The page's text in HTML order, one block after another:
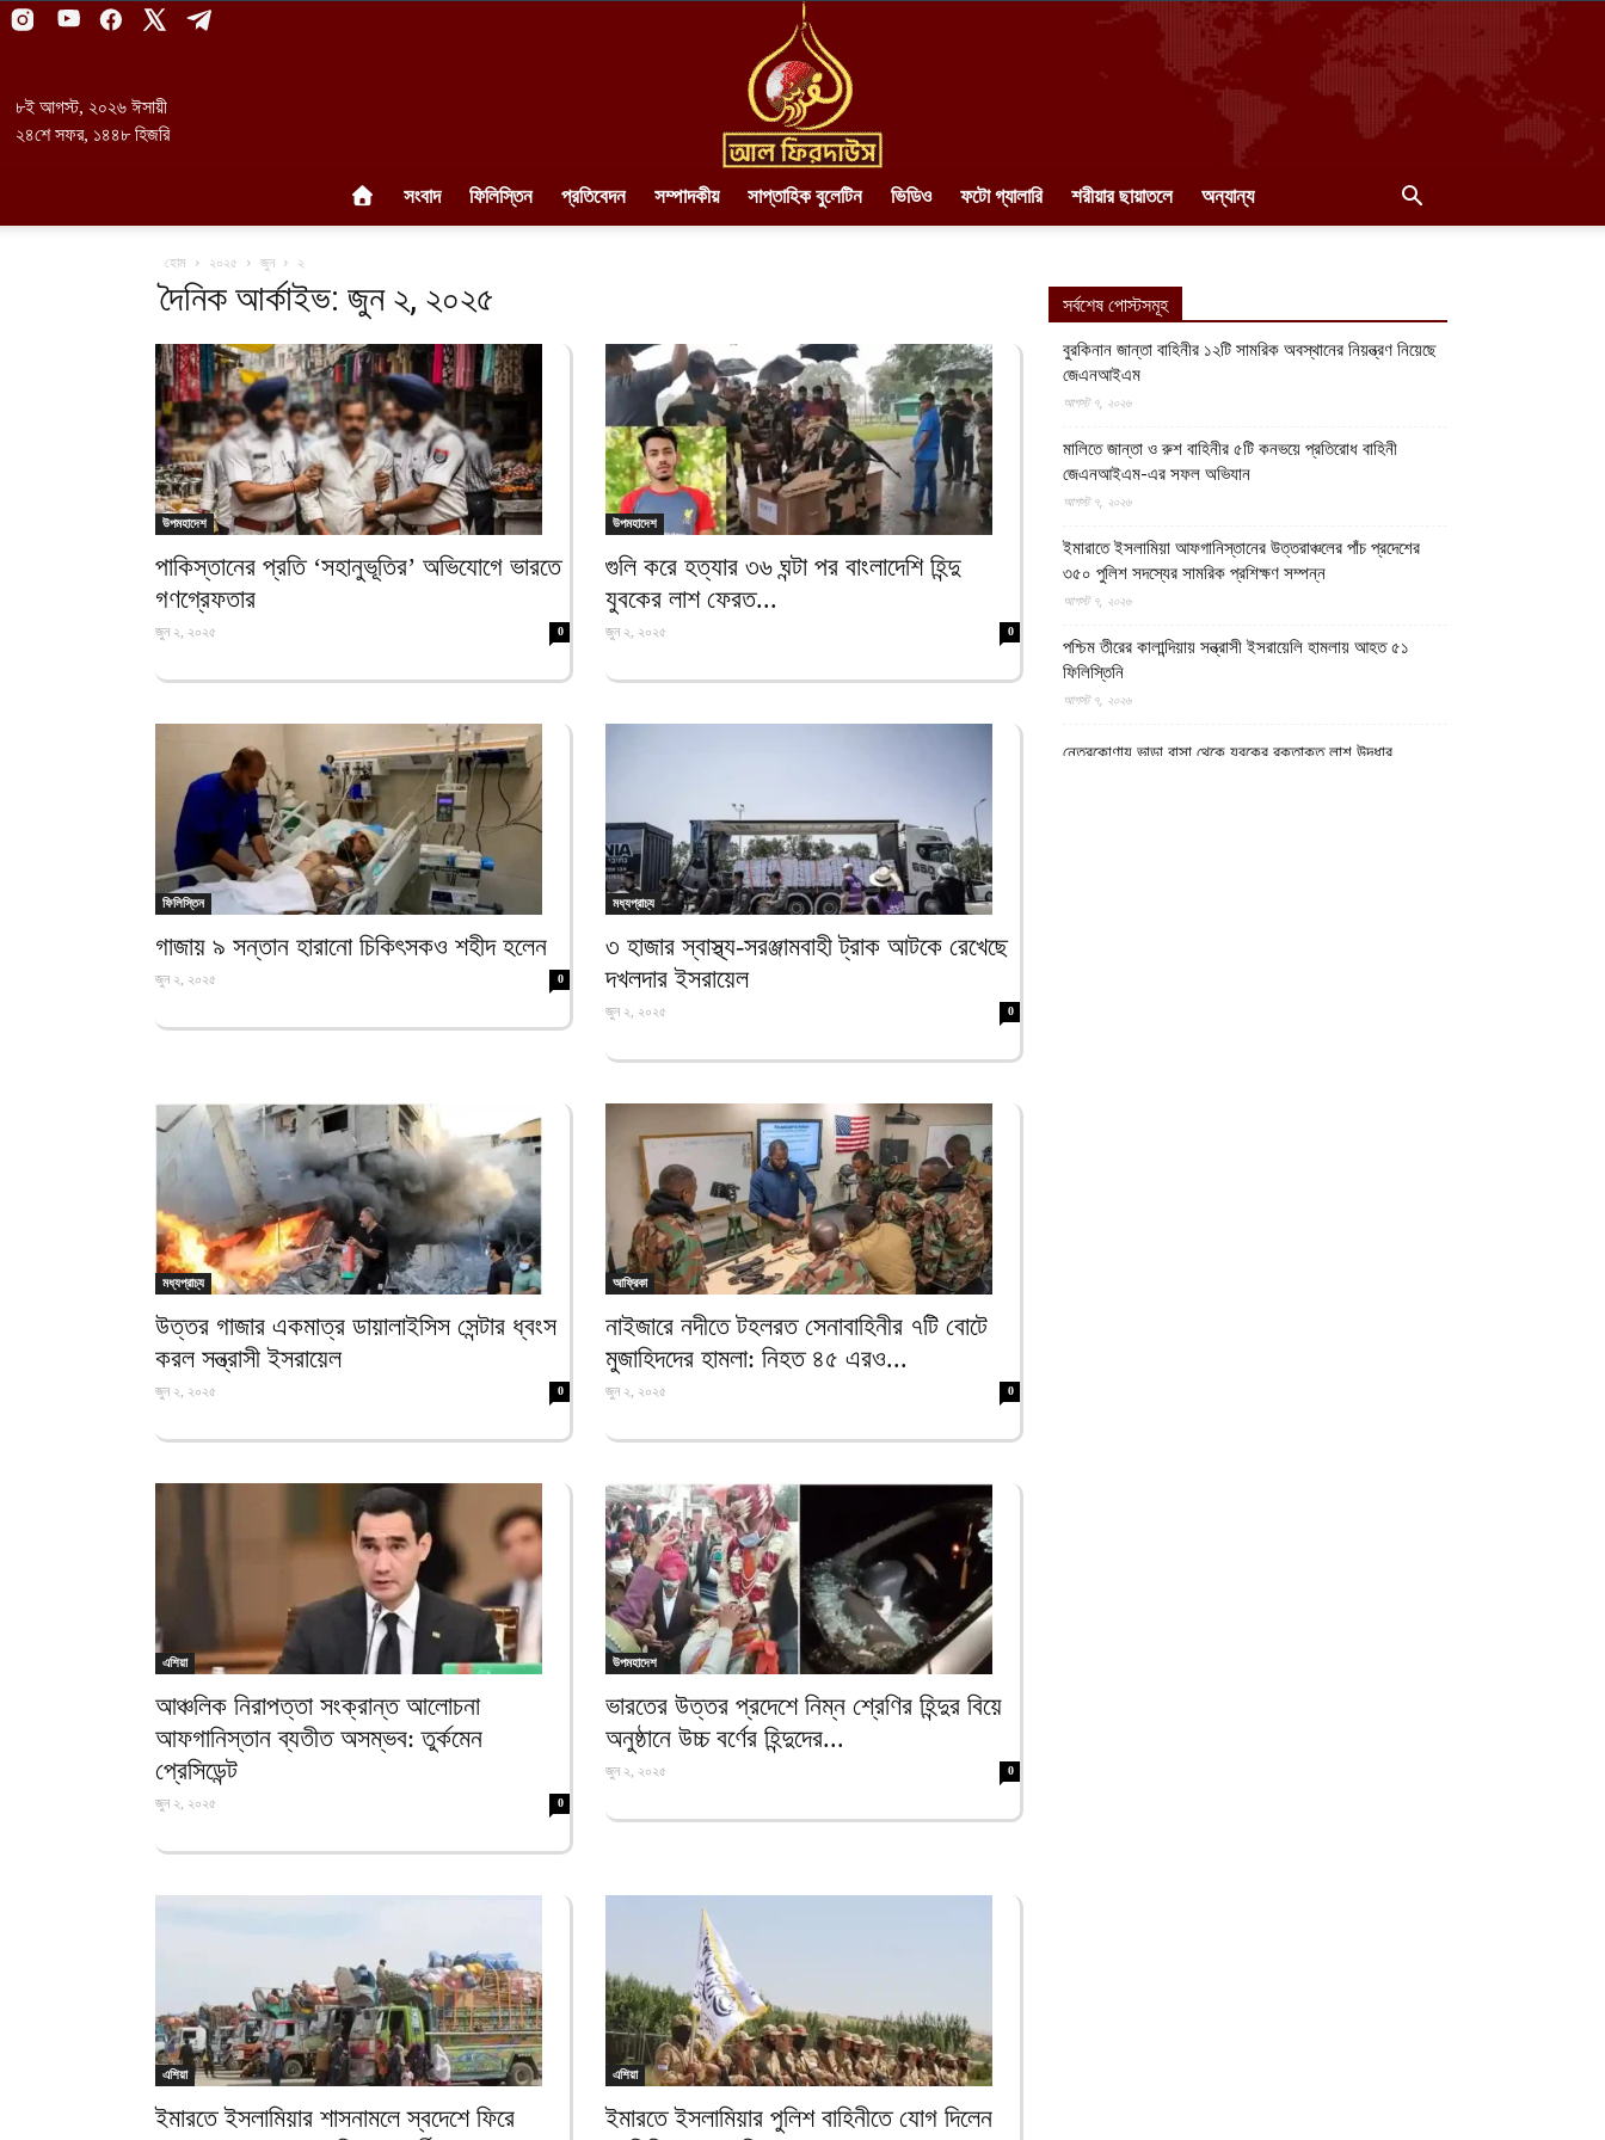
৮ই আগস্ট, ২০২৬ ঈসায়ী
২৪শে সফর, ১৪৪৮ হিজরি
||
আল-
সংবাদ ফিলিস্তিন প্রতিবেদন সম্পাদকীয় সাপ্তাহিক বুলেটিন ভিডিও ফটো গ্যালারি শরীয়ার ছায়াতলে অন্যান্য
হোম ২০২৫ জুন ২
দৈনিক আর্কাইভ: জুন ২, ২০২৫
উপমহাদেশ
পাকিস্তানের প্রতি ‘সহানুভূতির’ অভিযোগে ভারতে
গণগ্রেফতার
জুন ২, ২০২৫ 0
উপমহাদেশ
গুলি করে হত্যার ৩৬ ঘন্টা পর বাংলাদেশি হিন্দু
যুবকের লাশ ফেরত...
জুন ২, ২০২৫ 0
ফিলিস্তিন
গাজায় ৯ সন্তান হারানো চিকিৎসকও শহীদ হলেন
জুন ২, ২০২৫ 0
মধ্যপ্রাচ্য
৩ হাজার স্বাস্থ্য-সরঞ্জামবাহী ট্রাক আটকে রেখেছে
দখলদার ইসরায়েল
জুন ২, ২০২৫ 0
মধ্যপ্রাচ্য
উত্তর গাজার একমাত্র ডায়ালাইসিস সেন্টার ধ্বংস
করল সন্ত্রাসী ইসরায়েল
জুন ২, ২০২৫ 0
আফ্রিকা
নাইজারে নদীতে টহলরত সেনাবাহিনীর ৭টি বোটে
মুজাহিদদের হামলা: নিহত ৪৫ এরও...
জুন ২, ২০২৫ 0
এশিয়া
আঞ্চলিক নিরাপত্তা সংক্রান্ত আলোচনা
আফগানিস্তান ব্যতীত অসম্ভব: তুর্কমেন
প্রেসিডেন্ট
জুন ২, ২০২৫ 0
উপমহাদেশ
ভারতের উত্তর প্রদেশে নিম্ন শ্রেণির হিন্দুর বিয়ে
অনুষ্ঠানে উচ্চ বর্ণের হিন্দুদের...
জুন ২, ২০২৫ 0
এশিয়া
ইমারতে ইসলামিয়ার শাসনামলে স্বদেশে ফিরে
এশিয়া
ইমারতে ইসলামিয়ার পুলিশ বাহিনীতে যোগ দিলেন
সর্বশেষ পোস্টসমূহ
বুরকিনান জান্তা বাহিনীর ১২টি সামরিক অবস্থানের নিয়ন্ত্রণ নিয়েছে
জেএনআইএম
আগস্ট ৭, ২০২৬
মালিতে জান্তা ও রুশ বাহিনীর ৫টি কনভয়ে প্রতিরোধ বাহিনী
জেএনআইএম-এর সফল অভিযান
আগস্ট ৭, ২০২৬
ইমারাতে ইসলামিয়া আফগানিস্তানের উত্তরাঞ্চলের পাঁচ প্রদেশের
৩৫০ পুলিশ সদস্যের সামরিক প্রশিক্ষণ সম্পন্ন
আগস্ট ৭, ২০২৬
পশ্চিম তীরের কালান্দিয়ায় সন্ত্রাসী ইসরায়েলি হামলায় আহত ৫১
ফিলিস্তিনি
আগস্ট ৭, ২০২৬
নেত্রকোণায় ভাড়া বাসা থেকে যুবকের রক্তাক্ত লাশ উদ্ধার